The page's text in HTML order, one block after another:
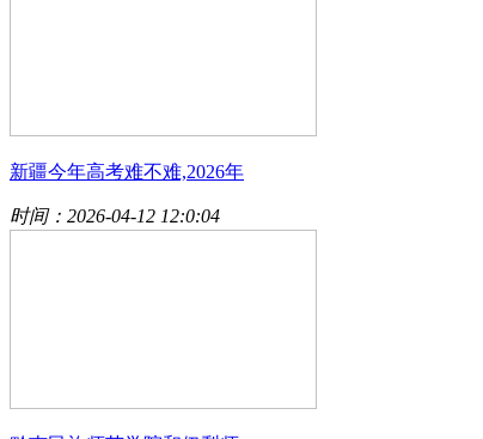
新疆今年高考难不难,2026年
时间：2026-04-12 12:0:04